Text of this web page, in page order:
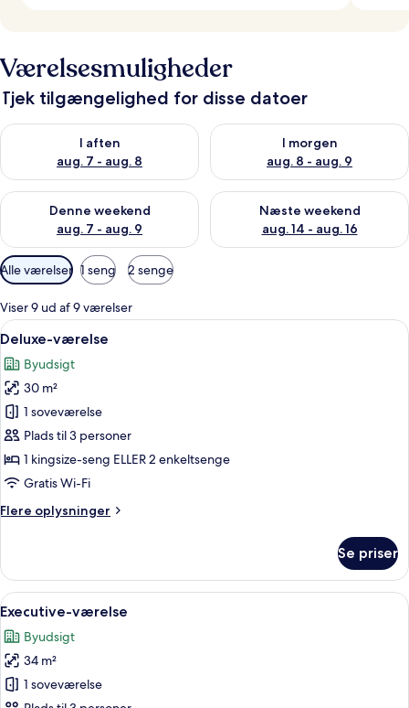
Værelsesmuligheder
Tjek tilgængelighed for disse datoer
I aften
aug. 7 - aug. 8
Tjek tilgængelighed for i aften aug. 7 - aug. 8
I morgen
aug. 8 - aug. 9
Tjek tilgængelighed for i
Denne weekend
aug. 7 - aug. 9
Tjek tilgængelighed for denne weekend aug. 7 - aug. 9
Næste weekend
aug. 14 - aug. 16
Tjek tilgængelighed for næste
Tilgængelige
filtre
for
værelser
Alle værelser 1 seng 2 senge
Viser 9 ud af 9 værelser
Indlæs
alle
billeder
af
Deluxe-
værelse
Et hotelværelse med seng,
6
Deluxe-værelse
Byudsigt
30 m²
1 soveværelse
Plads til 3 personer
1 kingsize-seng ELLER 2 enkeltsenge
Gratis Wi-Fi
Flere oplysninger
Flere
værelse
Se priser
Indlæs
alle
billeder
af
Executive-
Et hotelværelse med seng,
5
Executive-værelse
Byudsigt
34 m²
1 soveværelse